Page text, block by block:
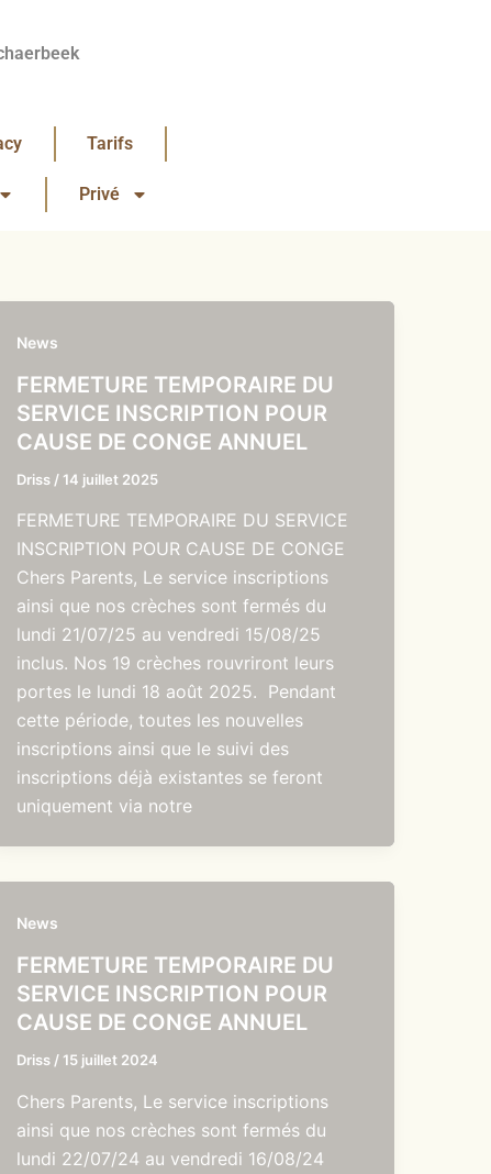
Tarifs
Privé
News
FERMETURE TEMPORAIRE DU
SERVICE INSCRIPTION POUR
CAUSE DE CONGE ANNUEL
Driss / 14 juillet 2025
FERMETURE TEMPORAIRE DU SERVICE
INSCRIPTION POUR CAUSE DE CONGE
Chers Parents, Le service inscriptions
ainsi que nos crèches sont fermés du
lundi 21/07/25 au vendredi 15/08/25
inclus. Nos 19 crèches rouvriront leurs
portes le lundi 18 août 2025. Pendant
cette période, toutes les nouvelles
inscriptions ainsi que le suivi des
inscriptions déjà existantes se feront
uniquement via notre
News
FERMETURE TEMPORAIRE DU
SERVICE INSCRIPTION POUR
CAUSE DE CONGE ANNUEL
Driss / 15 juillet 2024
Chers Parents, Le service inscriptions
ainsi que nos crèches sont fermés du
lundi 22/07/24 au vendredi 16/08/24